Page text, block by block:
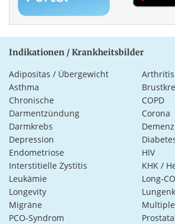
Indikationen / Krankheitsbilder
Adipositas / Übergewicht
Asthma
Chronische
Darmentzündung
COPD
Corona
Darmkrebs
Depression
Endometriose
HIV
Interstitielle Zystitis
KHK /
Leukämie
Long-
Longevity
Migräne
PCO-Syndrom